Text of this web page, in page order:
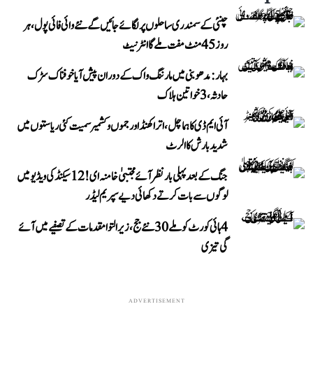
چنئی کے سمندری ساحلوں پر لگائے جائیں گے نئے وائی فائی پول، ہر
روز 45 منٹ مفت ملے گا انٹرنیٹ
بہار: مدھوبنی میں مارننگ واک کے دوران پیش آیا خوفناک سڑک
حادثہ، 3 خواتین ہلاک
آئی ایم ڈی کا ہماچل، اتراکھنڈ اور جموں و کشمیر سمیت کئی ریاستوں میں
شدید بارش کا الرٹ
جنگ کے بعد پہلی بار نظر آئے مجتبیٰ خامنہ ای! 12 سیکنڈ کی ویڈیو میں
لوگوں سے بات کرتے دکھائی دیے سپریم لیڈر
4 ہائی کورٹ کو ملے 30 نئے جج، زیر التوا مقدمات کے تصفیے میں آئے
گی تیزی
ADVERTISEMENT